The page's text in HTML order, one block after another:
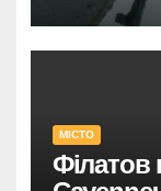
тисяч у
У
МІСТО
Філатов